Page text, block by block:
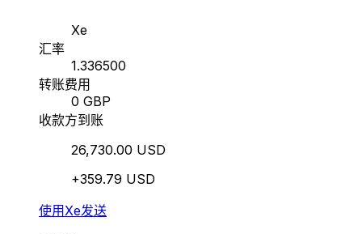
Xe
汇率
1.336500
转账费用
0 GBP
收款方到账
26,730.00 USD
+359.79 USD
使用Xe发送